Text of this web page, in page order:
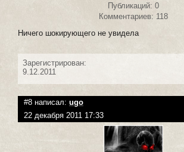
Публикаций: 0
Комментариев: 118
Ничего шокирующего не увидела
Зарегистрирован:
9.12.2011
#8 написал: ugo
22 декабря 2011 17:33